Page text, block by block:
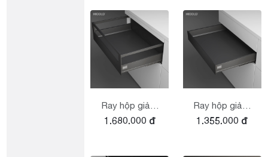
Ray hộp giảm
chấn Higold -
1.680.000 đ
Ray hộp giảm
chấn Higold -
1.355.000 đ